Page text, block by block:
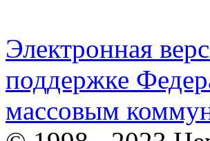
Электронная
поддержке
массовым